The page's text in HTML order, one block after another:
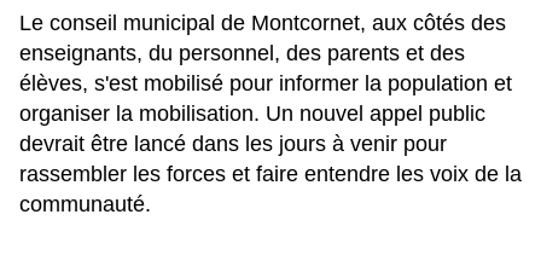
Le conseil municipal de Montcornet, aux côtés des
enseignants, du personnel, des parents et des
élèves, s'est mobilisé pour informer la population et
organiser la mobilisation. Un nouvel appel public
devrait être lancé dans les jours à venir pour
rassembler les forces et faire entendre les voix de la
communauté.